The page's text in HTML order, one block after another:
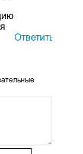
Ответить